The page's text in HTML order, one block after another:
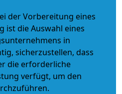
der Vorbereitung eines
ist die Auswahl eines
in
sicherzustellen, dass
die erforderliche
verfügt, um den